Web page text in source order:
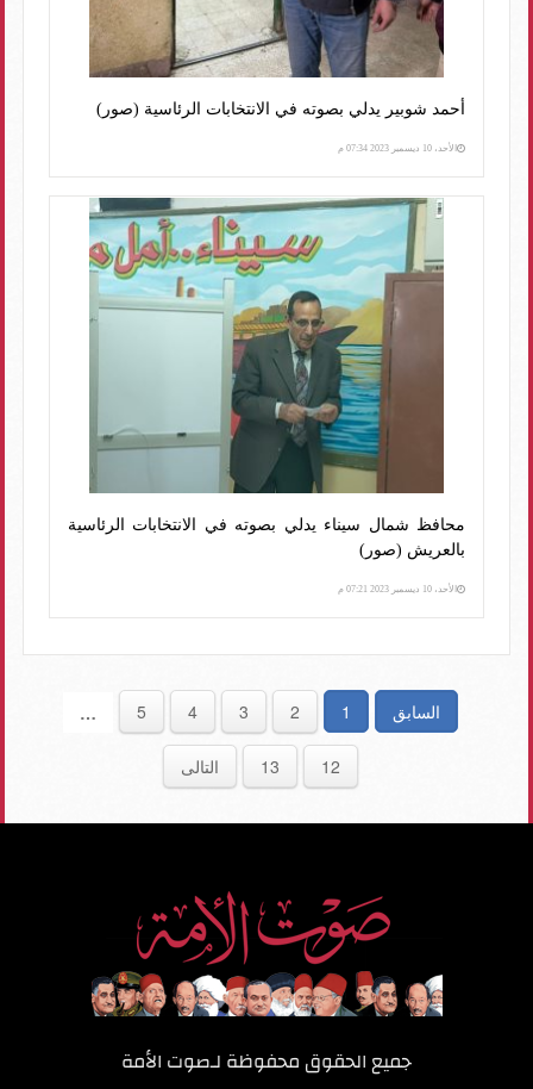
أحمد شوبير يدلي بصوته في الانتخابات الرئاسية (صور)
الأحد، 10 ديسمبر 2023 07:34 م
محافظ شمال سيناء يدلي بصوته في الانتخابات الرئاسية
بالعريش (صور)
الأحد، 10 ديسمبر 2023 07:21 م
السابق 1
2
3
4
5
…
12
13 التالى
جميع الحقوق محفوظة لـصوت الأمة